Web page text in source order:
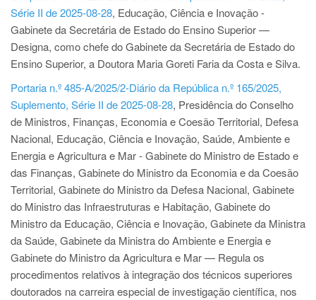
Série II de 2025-08-28, Educação, Ciência e Inovação -
Gabinete da Secretária de Estado do Ensino Superior —
Designa, como chefe do Gabinete da Secretária de Estado do
Ensino Superior, a Doutora Maria Goreti Faria da Costa e Silva.
Portaria n.º 485-A/2025/2-Diário da República n.º 165/2025,
Suplemento, Série II de 2025-08-28, Presidência do Conselho
de Ministros, Finanças, Economia e Coesão Territorial, Defesa
Nacional, Educação, Ciência e Inovação, Saúde, Ambiente e
Energia e Agricultura e Mar - Gabinete do Ministro de Estado e
das Finanças, Gabinete do Ministro da Economia e da Coesão
Territorial, Gabinete do Ministro da Defesa Nacional, Gabinete
do Ministro das Infraestruturas e Habitação, Gabinete do
Ministro da Educação, Ciência e Inovação, Gabinete da Ministra
da Saúde, Gabinete da Ministra do Ambiente e Energia e
Gabinete do Ministro da Agricultura e Mar — Regula os
procedimentos relativos à integração dos técnicos superiores
doutorados na carreira especial de investigação científica, nos